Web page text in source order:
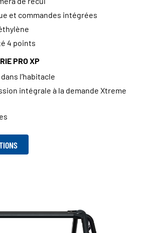
et commandes intégrées
4 points
PRO XP
l’habitacle
intégrale à la demande Xtreme